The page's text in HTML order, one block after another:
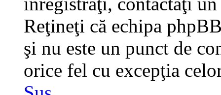
Reţineţi că echipa
şi nu este un punct de
orice fel cu excepţia